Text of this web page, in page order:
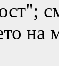
на